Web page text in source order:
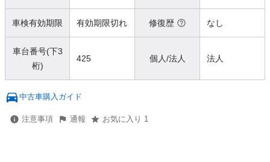
車検有効期限 有効期限切れ 修復歴 なし
車台番号(下3
桁)
425 個人/法人 法人
中古車購入ガイド
注意事項 通報 お気に入り 1